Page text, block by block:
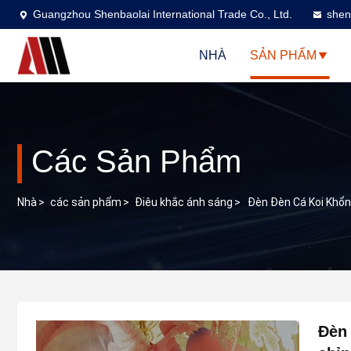
Guangzhou Shenbaolai International Trade Co., Ltd.
NHÀ SẢN PHẨM
Các Sản Phẩm
Nhà> các sản phẩm > Điêu khắc ánh sáng > Đèn Đèn Cá Koi
Đèn